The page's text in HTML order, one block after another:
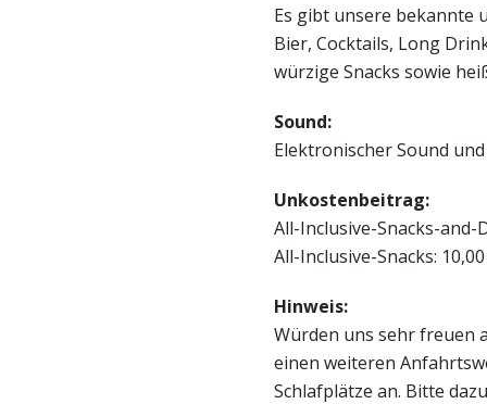
Es gibt unsere bekannte
Bier, Cocktails, Long
würzige Snacks sowie
Sound:
Elektronischer Sound
Unkostenbeitrag:
All-Inclusive-Snacks-and-
All-Inclusive-Snacks:
Hinweis:
Würden uns sehr freuen
einen weiteren
Schlafplätze an. Bitte